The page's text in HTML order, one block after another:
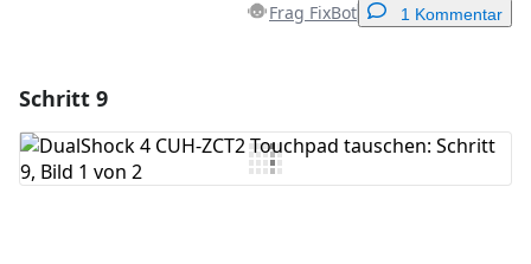
Frag FixBot 1 Kommentar
Kommentar hinzufügen
Schritt 9